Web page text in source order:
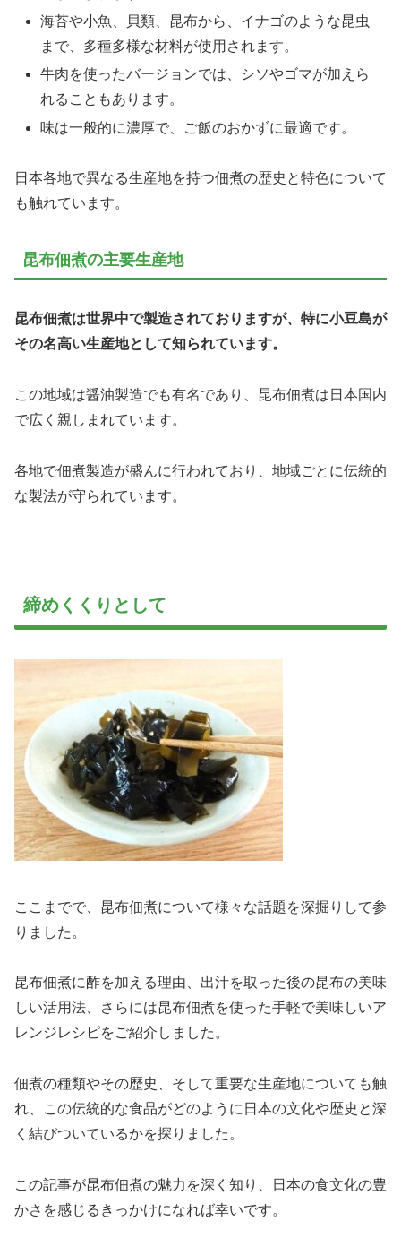
海苔や小魚、貝類、昆布から、イナゴのような昆虫
まで、多種多様な材料が使用されます。
牛肉を使ったバージョンでは、シソやゴマが加えら
れることもあります。
味は一般的に濃厚で、ご飯のおかずに最適です。
日本各地で異なる生産地を持つ佃煮の歴史と特色について
も触れています。
昆布佃煮の主要生産地
昆布佃煮は世界中で製造されておりますが、特に小豆島が
その名高い生産地として知られています。
この地域は醤油製造でも有名であり、昆布佃煮は日本国内
で広く親しまれています。
各地で佃煮製造が盛んに行われており、地域ごとに伝統的
な製法が守られています。
締めくくりとして
ここまでで、昆布佃煮について様々な話題を深掘りして参
りました。
昆布佃煮に酢を加える理由、出汁を取った後の昆布の美味
しい活用法、さらには昆布佃煮を使った手軽で美味しいア
レンジレシピをご紹介しました。
佃煮の種類やその歴史、そして重要な生産地についても触
れ、この伝統的な食品がどのように日本の文化や歴史と深
く結びついているかを探りました。
この記事が昆布佃煮の魅力を深く知り、日本の食文化の豊
かさを感じるきっかけになれば幸いです。